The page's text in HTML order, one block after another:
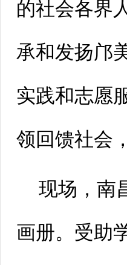
的社会各界
承和发扬邝
实践和志愿
领回馈社会
现场，南
画册。受助